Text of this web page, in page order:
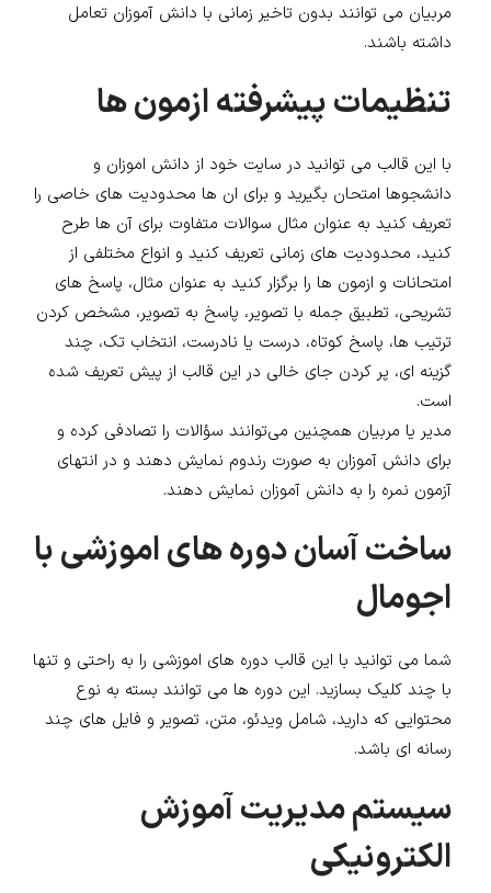
مربیان می توانند بدون تاخیر زمانی با دانش آموزان تعامل
داشته باشند.
تنظیمات پیشرفته ازمون ها
با این قالب می توانید در سایت خود از دانش اموزان و
دانشجوها امتحان بگیرید و برای ان ها محدودیت های خاصی را
تعریف کنید به عنوان مثال سوالات متفاوت برای آن ها طرح
کنید، محدودیت های زمانی تعریف کنید و انواع مختلفی از
امتحانات و ازمون ها را برگزار کنید به عنوان مثال، پاسخ های
تشریحی، تطبیق جمله با تصویر، پاسخ به تصویر، مشخص کردن
ترتیب ها، پاسخ کوتاه، درست یا نادرست، انتخاب تک، چند
گزینه ای، پر کردن جای خالی در این قالب از پیش تعریف شده
است.
مدیر یا مربیان همچنین می‌توانند سؤالات را تصادفی کرده و
برای دانش آموزان به صورت رندوم نمایش دهند و در انتهای
آزمون نمره را به دانش آموزان نمایش دهند.
ساخت آسان دوره های اموزشی با
اجومال
شما می توانید با این قالب دوره های اموزشی را به راحتی و تنها
با چند کلیک بسازید. این دوره ها می توانند بسته به نوع
محتوایی که دارید، شامل ویدئو، متن، تصویر و فایل های چند
رسانه ای باشد.
سیستم مدیریت آموزش
الکترونیکی